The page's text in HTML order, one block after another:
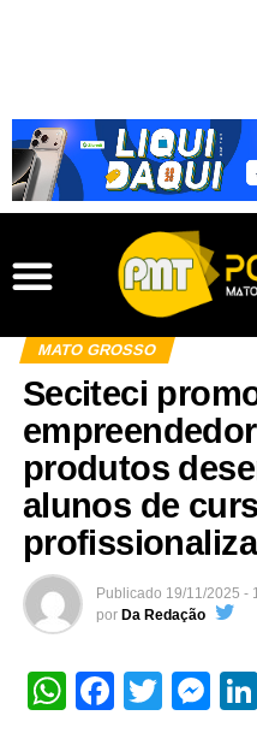
MATO GROSSO
Seciteci
produtos
alunos de
Publicado 19/11/2025 -
por Da Redação
WhatsApp